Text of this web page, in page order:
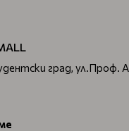
град, ул.Проф.